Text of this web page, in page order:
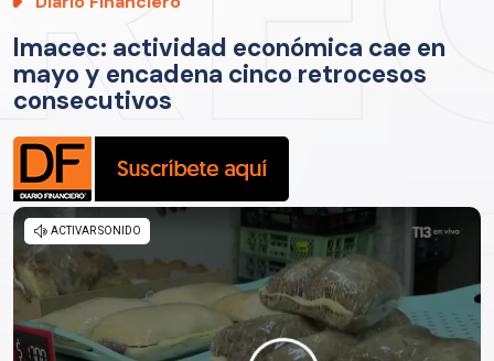
Imacec: actividad económica cae en
mayo y encadena cinco retrocesos
consecutivos